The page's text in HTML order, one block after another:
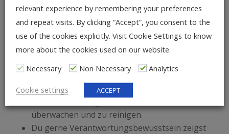
Dir macht die Ausbildung Spaß, wenn
Du gut in Mathe warst – das brauchst Du, um
z. B. Volumen- und Mischungsverhältnisse zu
berechnen.
Dir Werken und Technik gut von der Hand
gehen – das brauchst Du, um z. B. die
Produktionsanlagen einzurichten, zu
überwachen und zu reinigen.
Du gerne Verantwortungsbewusstsein zeigst
relevant experience by remembering your preferences
and repeat visits. By clicking “Accept”, you consent to the
use of the cookies explicitly. Visit Cookie Settings to know
more about the cookies used on our website.
Necessary
Non Necessary Analytics
Cookie settings ACCEPT